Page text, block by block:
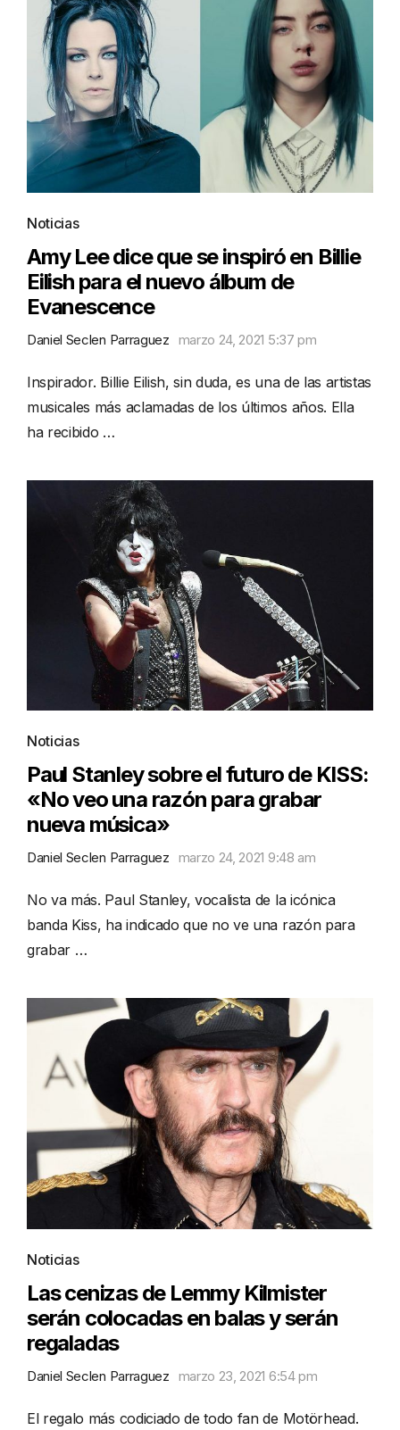
Noticias
Amy Lee dice que se inspiró en Billie
Eilish para el nuevo álbum de
Evanescence
Daniel Seclen Parraguez marzo 24, 2021 5:37 pm
Inspirador. Billie Eilish, sin duda, es una de las artistas
musicales más aclamadas de los últimos años. Ella
ha recibido …
Noticias
Paul Stanley sobre el futuro de KISS:
«No veo una razón para grabar
nueva música»
Daniel Seclen Parraguez marzo 24, 2021 9:48 am
No va más. Paul Stanley, vocalista de la icónica
banda Kiss, ha indicado que no ve una razón para
grabar …
Noticias
Las cenizas de Lemmy Kilmister
serán colocadas en balas y serán
regaladas
Daniel Seclen Parraguez marzo 23, 2021 6:54 pm
El regalo más codiciado de todo fan de Motörhead.